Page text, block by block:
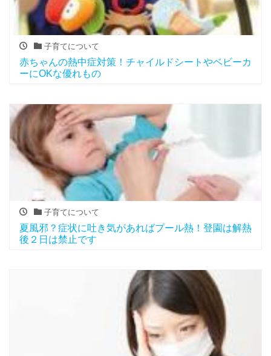
子育てについて
赤ちゃんの熱中症対策！チャイルドシートやベビーカ
ーにOKな優れもの
子育てについて
夏風邪？症状に吐き気があればプール熱！登園は解熱
後２日は禁止です